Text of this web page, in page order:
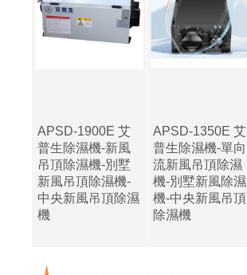
APSD-1900E 艾
普生除濕機-新風
吊頂除濕機-別墅
新風吊頂除濕機-
中央新風吊頂除濕
機
APSD-1350E 艾
普生除濕機-單向
流新風吊頂除濕
機-別墅新風除濕
機-中央新風吊頂
除濕機